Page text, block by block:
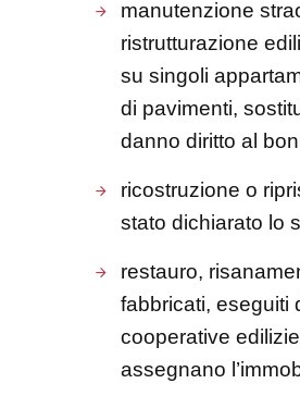
manutenzione
ristrutturazione
su singoli
di pavimenti,
danno diritto al
ricostruzione o
stato dichiarato lo
restauro,
fabbricati, eseguiti
cooperative
assegnano